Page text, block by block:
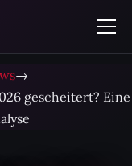
→
gescheitert? Eine